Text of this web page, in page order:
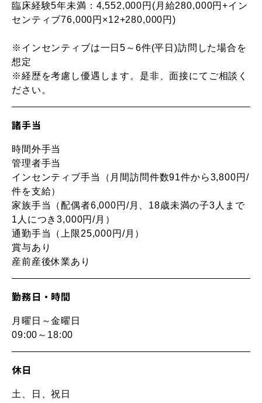
臨床経験5年未満：4,552,000円(月給280,000円+イン
センティブ76,000円×12+280,000円)
※インセンティブは一日5～6件(平日)訪問した場合を
想定
※経歴を考慮し優遇します。是非、面接にてご相談く
ださい。
諸手当
時間外手当
管理者手当
インセンティブ手当（月間訪問件数91件から3,800円/
件を支給）
家族手当（配偶者6,000円/月、18歳未満の子3人まで
1人につき3,000円/月）
通勤手当（上限25,000円/月）
賞与あり
産前産後休業あり
勤務日・時間
月曜日～金曜日
09:00～18:00
休日
土、日、祝日